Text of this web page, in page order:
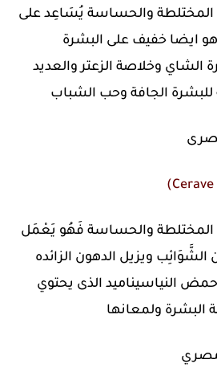
والحساسة يُسَاعِد على
ايضا خفيف على البشرة
وخلاصة الزعتر والعديد
الجافة وحب الشباب
والحساسة فَهُو يَعْمَل
ويزيل الدهون الزائده
النياسيناميد الذى يحتوي
البشرة ولمعانها